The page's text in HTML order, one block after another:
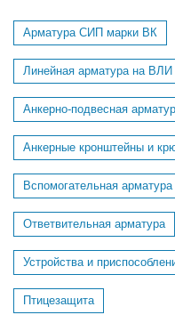
Арматура СИП марки ВК
Линейная арматура на ВЛИ
Анкерно-подвесная
Анкерные кронштейны и
Вспомогательная арматура
Ответвительная арматура
Устройства и
Птицезащита